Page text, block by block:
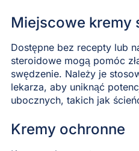
Miejscowe kremy
Dostępne bez recepty lub
steroidowe mogą pomóc
swędzenie. Należy je
lekarza, aby uniknąć
ubocznych, takich jak
Kremy ochronne